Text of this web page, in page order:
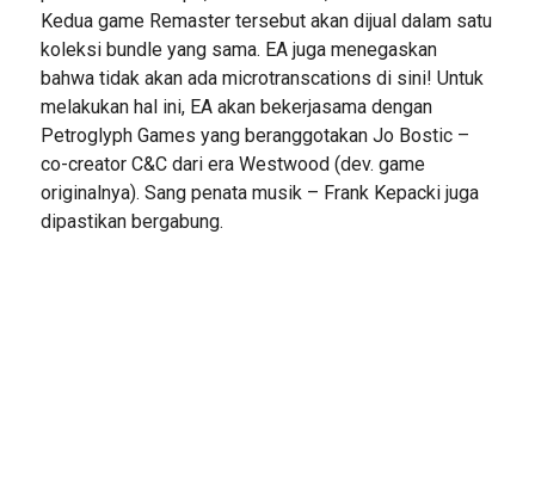
Kedua game Remaster tersebut akan dijual dalam satu
koleksi bundle yang sama. EA juga menegaskan
bahwa tidak akan ada microtranscations di sini! Untuk
melakukan hal ini, EA akan bekerjasama dengan
Petroglyph Games yang beranggotakan Jo Bostic –
co-creator C&C dari era Westwood (dev. game
originalnya). Sang penata musik – Frank Kepacki juga
dipastikan bergabung.